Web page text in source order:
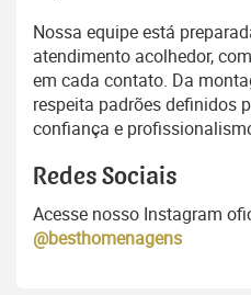
Nossa equipe está
atendimento acolhedor,
em cada contato. Da
respeita padrões definidos
confiança e
Redes Sociais
Acesse nosso Instagram
@besthomenagens